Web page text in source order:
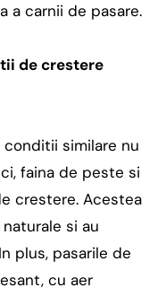
a carnii de pasare.
de crestere
similare nu
faina de peste si
crestere. Acestea
si au
plus, pasarile de
cu aer